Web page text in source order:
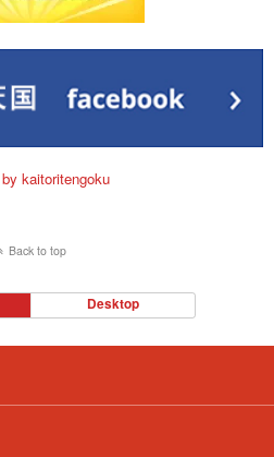
kaitoritengoku
Back to top
Desktop